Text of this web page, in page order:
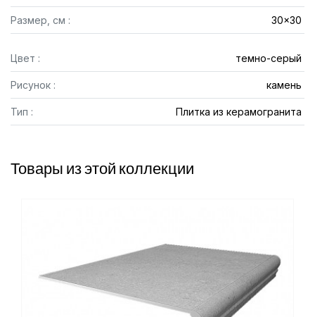
Размер, см : 30x30
Цвет : темно-серый
Рисунок : камень
Тип : Плитка из керамогранита
Товары из этой коллекции